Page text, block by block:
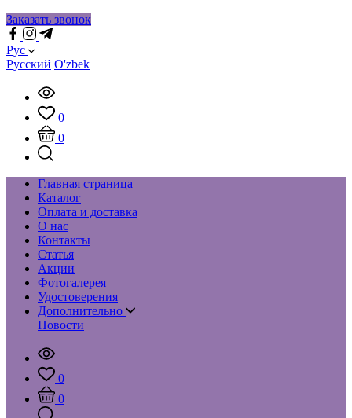
Заказать звонок
Рус
Русский O'zbek
0
0
Главная страница
Каталог
Оплата и доставка
О нас
Контакты
Статья
Акции
Фотогалерея
Удостоверения
Дополнительно
Новости
0
0